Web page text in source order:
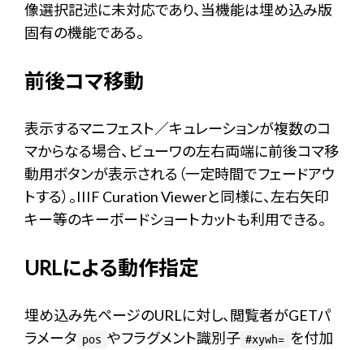
像選択記述に未対応であり、当機能は埋め込み版
固有の機能である。
前後コマ移動
表示するマニフェスト／キュレーションが複数のコ
マからなる場合、ビューワの左右両端に前後コマ移
動用ボタンが表示される（一定時間でフェードアウ
トする）。IIIF Curation Viewerと同様に、左右矢印
キー等のキーボードショートカットも利用できる。
URLによる動作指定
埋め込み先ページのURLに対し、閲覧者がGETパ
ラメータ pos やフラグメント識別子 #xywh= を付加